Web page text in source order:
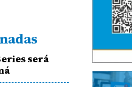
será